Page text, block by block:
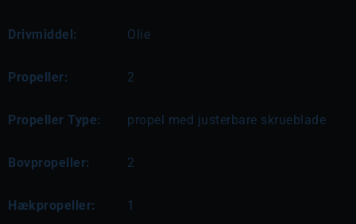
Drivmiddel: Olie
Propeller: 2
Propeller Type: propel med justerbare skrueblade
Bovpropeller: 2
Hækpropeller: 1